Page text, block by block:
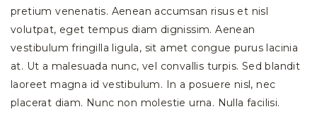
pretium venenatis. Aenean accumsan risus et nisl
volutpat, eget tempus diam dignissim. Aenean
vestibulum fringilla ligula, sit amet congue purus lacinia
at. Ut a malesuada nunc, vel convallis turpis. Sed blandit
laoreet magna id vestibulum. In a posuere nisl, nec
placerat diam. Nunc non molestie urna. Nulla facilisi.